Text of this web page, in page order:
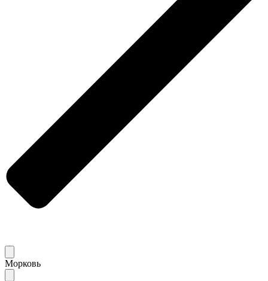
Морковь